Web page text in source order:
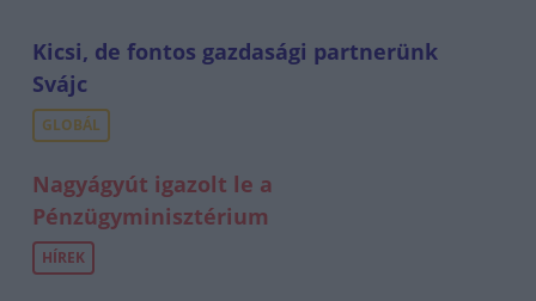
Kicsi, de fontos gazdasági partnerünk
Svájc
GLOBÁL
Nagyágyút igazolt le a
Pénzügyminisztérium
HÍREK